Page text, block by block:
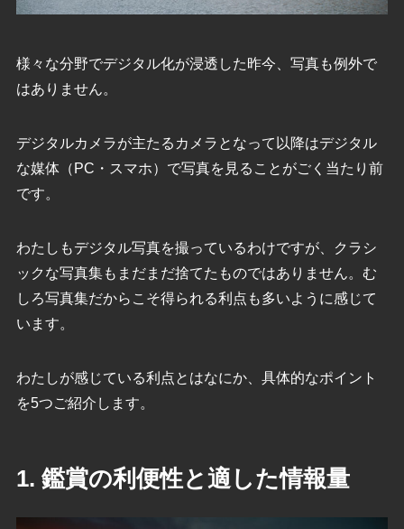
様々な分野でデジタル化が浸透した昨今、写真も例外で
はありません。
デジタルカメラが主たるカメラとなって以降はデジタル
な媒体（PC・スマホ）で写真を見ることがごく当たり前
です。
わたしもデジタル写真を撮っているわけですが、クラシ
ックな写真集もまだまだ捨てたものではありません。む
しろ写真集だからこそ得られる利点も多いように感じて
います。
わたしが感じている利点とはなにか、具体的なポイント
を5つご紹介します。
1. 鑑賞の利便性と適した情報量